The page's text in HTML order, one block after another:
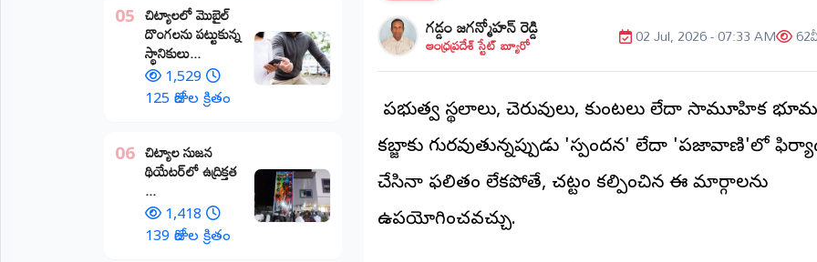
05 చిట్యాలలో మొబైల్
దొంగలను పట్టుకున్న
స్థానికులు...
1,529
125 రోజుల క్రితం
06 చిట్యాల సుజన
థియేటర్‌లో ఉద్రిక్తత
...
1,418
139 రోజుల క్రితం
గడ్డం జగన్మోహన్ రెడ్డి
ఆంధ్రప్రదేశ్ స్టేట్ బ్యూరో 02 Jul, 2026 - 07:33 AM 62
ప్రభుత్వ స్థలాలు, చెరువులు, కుంటలు లేదా సామూహిక
కబ్జాకు గురవుతున్నప్పుడు 'స్పందన' లేదా 'ప్రజావాణి'లో
చేసినా ఫలితం లేకపోతే, చట్టం కల్పించిన ఈ మార్గాలను
ఉపయోగించవచ్చు.